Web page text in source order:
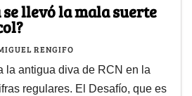
llevó la mala suerte
RENGIFO
la antigua diva de RCN en la
regulares. El Desafío, que es